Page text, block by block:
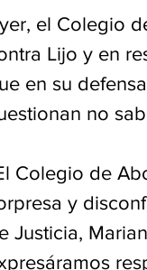
el Colegio
Lijo y en
en su
no
Colegio de
y
Justicia,